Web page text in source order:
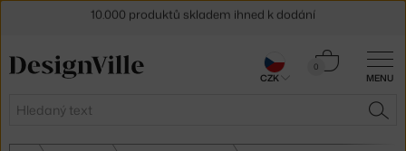
MENU
Hledat
0
Košík
30 dní na vrácení zboží
CZK